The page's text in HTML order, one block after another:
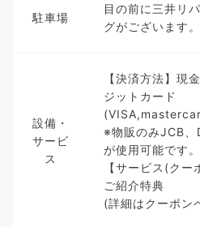
駐車場
目の前に三井リ
グがございます。
設備・
サービ
ス
【決済方法】
ジットカード
※物販のみJCB
が使用可能です
【サービス(クー
ご紹介特典
(詳細はクーポン